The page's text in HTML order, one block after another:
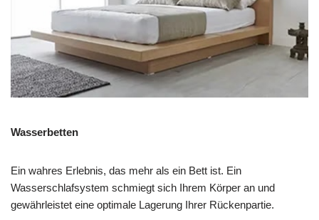
Wasserbetten
Ein wahres Erlebnis, das mehr als ein Bett ist. Ein
Wasserschlafsystem schmiegt sich Ihrem Körper an und
gewährleistet eine optimale Lagerung Ihrer Rückenpartie.